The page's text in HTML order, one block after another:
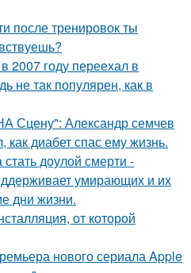
после тренировок ты
2007 году переехал в
не так популярен, как в
Сцену": Александр семчев
как диабет спас ему жизнь.
доулой смерти -
умирающих и их
дни жизни.
от которой
нового сериала Apple